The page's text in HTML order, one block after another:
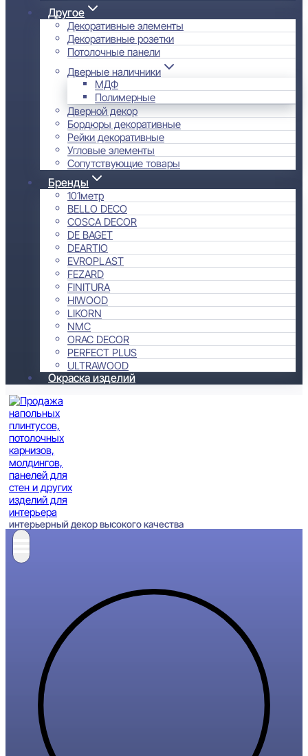
Другое
Декоративные элементы
Декоративные розетки
Потолочные панели
Дверные наличники
МДФ
Полимерные
Дверной декор
Бордюры декоративные
Рейки декоративные
Угловые элементы
Сопутствующие товары
Бренды
101метр
BELLO DECO
COSCA DECOR
DE BAGET
DEARTIO
EVROPLAST
FEZARD
FINITURA
HIWOOD
LIKORN
NMC
ORAC DECOR
PERFECT PLUS
ULTRAWOOD
Окраска изделий
интерьерный декор высокого качества